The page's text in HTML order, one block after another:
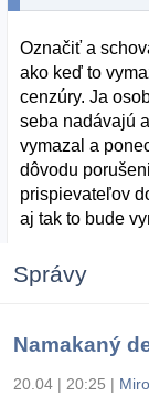
Označiť a
ako keď to
cenzúry. Ja
seba nadávajú
vymazal a
dôvodu
prispievateľov
aj tak to bude
Správy
Namakaný
20.04 | 20:25 |